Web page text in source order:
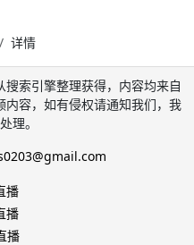
详情
索引擎整理获得，内容均来自
容，如有侵权请通知我们，我
理。
播
播
播